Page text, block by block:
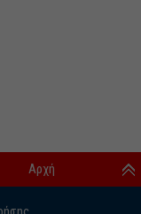
Αρχή